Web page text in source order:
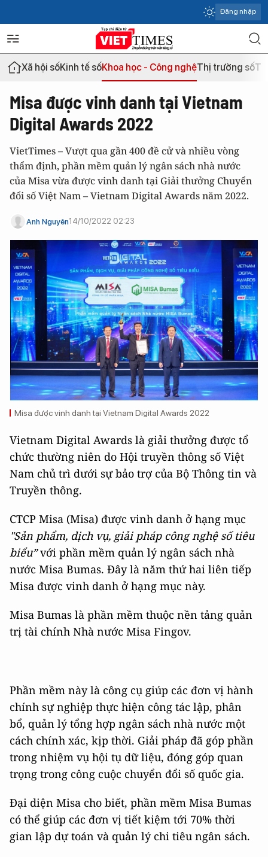
Đăng nhập
Xã hội sốKinh tế sốKhoa học - Công nghệThị trường số
Misa được vinh danh tại Vietnam
Digital Awards 2022
VietTimes – Vượt qua gần 400 đề cử và nhiều vòng
thẩm định, phần mềm quản lý ngân sách nhà nước
của Misa vừa được vinh danh tại Giải thưởng Chuyển
đổi số Việt Nam – Vietnam Digital Awards năm 2022.
Anh Nguyên14/10/2022 02:23
Misa được vinh danh tại Vietnam Digital Awards 2022
Vietnam Digital Awards là giải thưởng được tổ
chức thường niên do Hội truyền thông số Việt
Nam chủ trì dưới sự bảo trợ của Bộ Thông tin và
Truyền thông.
CTCP Misa (Misa) được vinh danh ở hạng mục
"Sản phẩm, dịch vụ, giải pháp công nghệ số tiêu
biểu”với phần mềm quản lý ngân sách nhà
nước Misa Bumas. Đây là năm thứ hai liên tiếp
Misa được vinh danh ở hạng mục này.
Misa Bumas là phần mềm thuộc nền tảng quản
trị tài chính Nhà nước Misa Fingov.
Phần mềm này là công cụ giúp các đơn vị hành
chính sự nghiệp thực hiện công tác lập, phân
bổ, quản lý tổng hợp ngân sách nhà nước một
cách chính xác, kịp thời. Giải pháp đã góp phần
trong nhiệm vụ hội tụ dữ liệu, đóng góp quan
trọng trong công cuộc chuyển đổi số quốc gia.
Đại diện Misa cho biết, phần mềm Misa Bumas
có thể giúp các đơn vị tiết kiệm tới 70% thời
gian lập dự toán và quản lý chi tiêu ngân sách.